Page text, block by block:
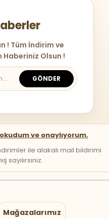
! Tüm İndirim ve
Haberiniz Olsun !
GÖNDER
ve onaylıyorum.
ile alakalı mail bildirimi
sayılırsınız.
Mağazalarımız